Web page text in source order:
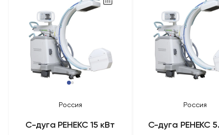
С-дуга РЕНЕКС 15 кВт
Россия
С-дуга РЕНЕКС
Россия